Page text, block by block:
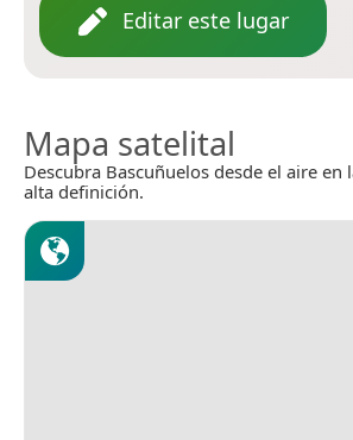
Editar este lugar
Mapa satelital
Descubra Bascuñuelos desde el aire en
alta definición.